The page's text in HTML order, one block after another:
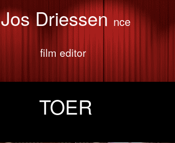
Jos Driessennce
film editor
TOER